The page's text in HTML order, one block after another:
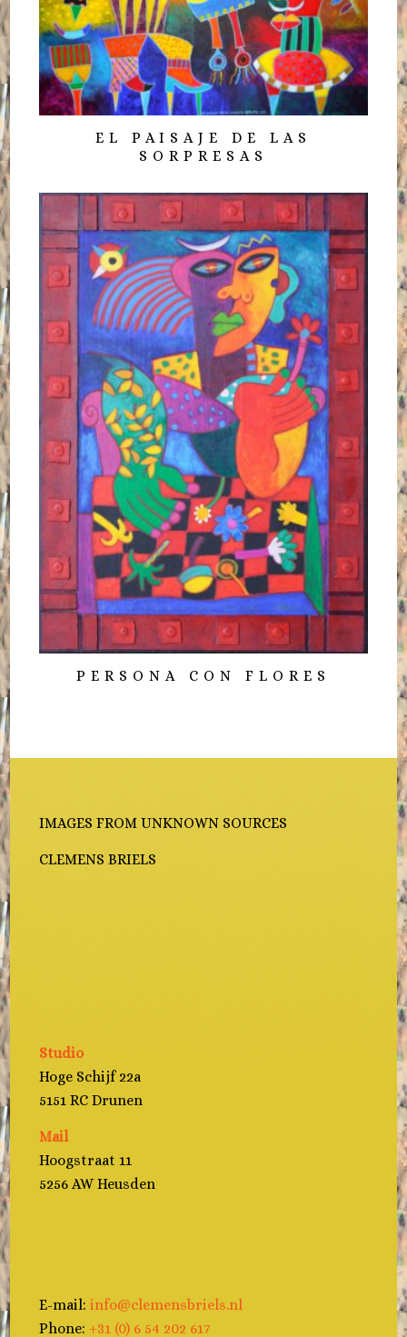
EL PAISAJE DE LAS
SORPRESAS
PERSONA CON FLORES
IMAGES FROM UNKNOWN SOURCES
CLEMENS BRIELS
Studio
Hoge Schijf 22a
5151 RC Drunen
Mail
Hoogstraat 11
5256 AW Heusden
E-mail:info@clemensbriels.nl
Phone:+31 (0) 6 54 202 617